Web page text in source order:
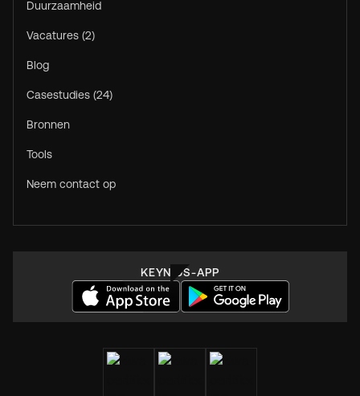
Duurzaamheid
Vacatures (2)
Blog
Casestudies (24)
Bronnen
Tools
Neem contact op
KEYNIUS-APP